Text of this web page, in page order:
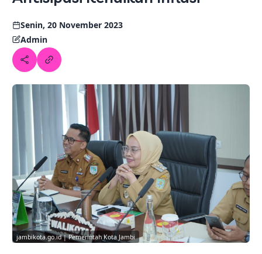
Senin, 20 November 2023
Admin
jambikota.go.id | Pemerintah Kota Jambi